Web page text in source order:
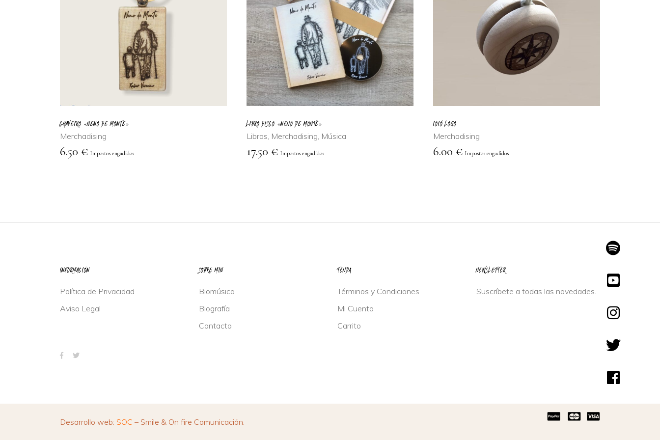
AÑADIR AL
CARRITO
CHAVEIRO «NENO DE MONTE»
Merchadising
6.50 € Impostos engadidos
LEER MÁS
LIBRO DISCO «NENO DE MONTE»
Libros Merchadising Música
17.50 € Impostos engadidos
AÑADIR AL
CARRITO
IOIÓ LOGO
Merchadising
6.00 € Impostos engadidos
INFORMACIÓN
Política de Privacidad
Aviso Legal
SOBRE MIN
Biomúsica
Biografía
Contacto
TENDA
Términos y Condiciones
Mi Cuenta
Carrito
NEWSLETTER
Suscríbete a todas las novedades.
Desarrollo web: SOC – Smile & On fire Comunicación.